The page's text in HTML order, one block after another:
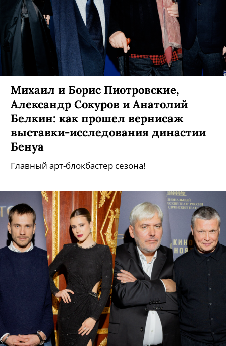
Михаил и Борис Пиотровские,
Александр Сокуров и Анатолий
Белкин: как прошел вернисаж
выставки-исследования династии
Бенуа
Главный арт-блокбастер сезона!